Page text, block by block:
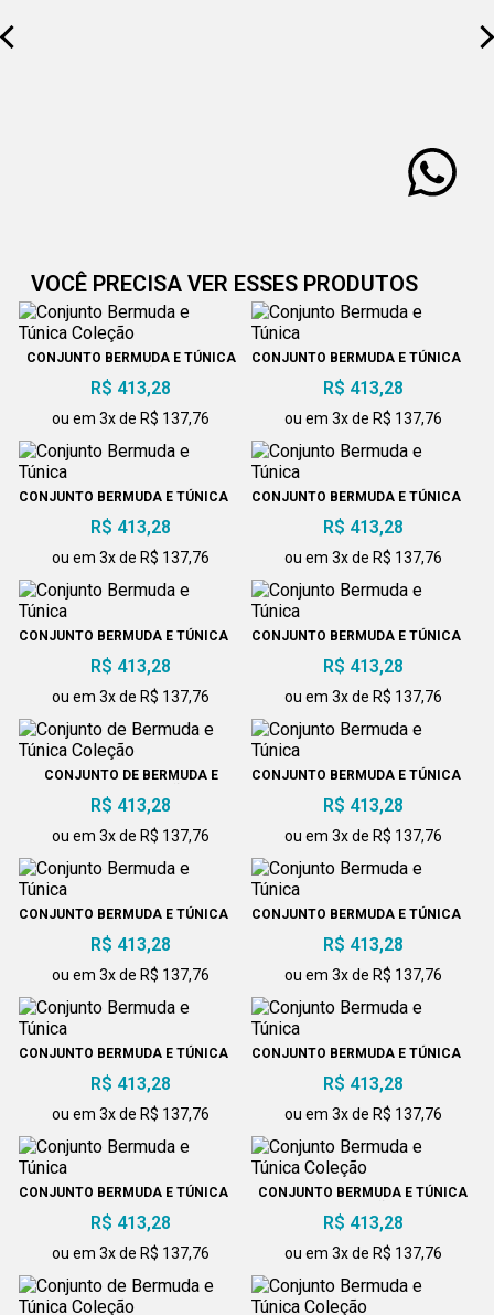
VOCÊ PRECISA VER ESSES PRODUTOS
CONJUNTO BERMUDA E TÚNICA
COLEÇÃO
R$ 413,28
ou em 3x de R$ 137,76
CONJUNTO BERMUDA E TÚNICA
R$ 413,28
ou em 3x de R$ 137,76
CONJUNTO BERMUDA E TÚNICA
R$ 413,28
ou em 3x de R$ 137,76
CONJUNTO BERMUDA E TÚNICA
R$ 413,28
ou em 3x de R$ 137,76
CONJUNTO BERMUDA E TÚNICA
R$ 413,28
ou em 3x de R$ 137,76
CONJUNTO BERMUDA E TÚNICA
R$ 413,28
ou em 3x de R$ 137,76
CONJUNTO DE BERMUDA E
TÚNICA COLEÇÃO
R$ 413,28
ou em 3x de R$ 137,76
CONJUNTO BERMUDA E TÚNICA
R$ 413,28
ou em 3x de R$ 137,76
CONJUNTO BERMUDA E TÚNICA
R$ 413,28
ou em 3x de R$ 137,76
CONJUNTO BERMUDA E TÚNICA
R$ 413,28
ou em 3x de R$ 137,76
CONJUNTO BERMUDA E TÚNICA
R$ 413,28
ou em 3x de R$ 137,76
CONJUNTO BERMUDA E TÚNICA
R$ 413,28
ou em 3x de R$ 137,76
CONJUNTO BERMUDA E TÚNICA
R$ 413,28
ou em 3x de R$ 137,76
CONJUNTO BERMUDA E TÚNICA
COLEÇÃO
R$ 413,28
ou em 3x de R$ 137,76